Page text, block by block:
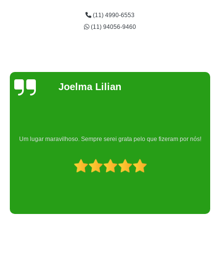
(11) 4990-6553
(11) 94056-9460
Joelma Lilian
Um lugar maravilhoso. Sempre serei grata pelo que fizeram por nós!